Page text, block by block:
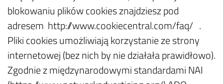
blokowaniu plików cookies znajdziesz pod
adresem http://www.cookiecentral.com/faq/ .
Pliki cookies umożliwiają korzystanie ze strony
internetowej (bez nich by nie działała prawidłowo).
Zgodnie z międzynarodowymi standardami NAI